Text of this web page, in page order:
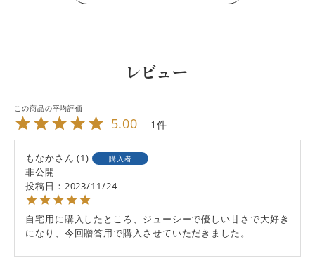
レビュー
5.00 1
もなか 1 購入者
非公開
投稿日
2023/11/24
自宅用に購入したところ、ジューシーで優しい甘さで大好き